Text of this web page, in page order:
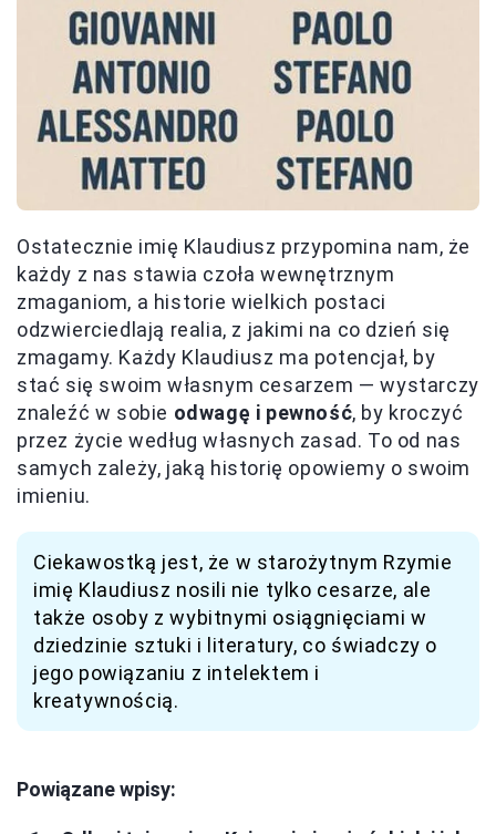
Ostatecznie imię Klaudiusz przypomina nam, że
każdy z nas stawia czoła wewnętrznym
zmaganiom, a historie wielkich postaci
odzwierciedlają realia, z jakimi na co dzień się
zmagamy. Każdy Klaudiusz ma potencjał, by
stać się swoim własnym cesarzem — wystarczy
znaleźć w sobie odwagę i pewność, by kroczyć
przez życie według własnych zasad. To od nas
samych zależy, jaką historię opowiemy o swoim
imieniu.
Ciekawostką jest, że w starożytnym Rzymie
imię Klaudiusz nosili nie tylko cesarze, ale
także osoby z wybitnymi osiągnięciami w
dziedzinie sztuki i literatury, co świadczy o
jego powiązaniu z intelektem i
kreatywnością.
Powiązane wpisy: